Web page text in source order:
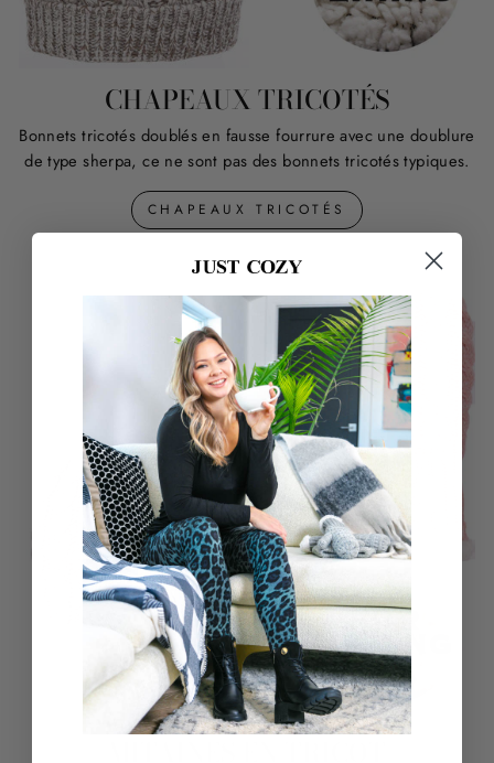
CHAPEAUX TRICOTÉS
Bonnets tricotés doublés en fausse fourrure avec une doublure
de type sherpa, ce ne sont pas des bonnets tricotés typiques.
CHAPEAUX TRICOTÉS